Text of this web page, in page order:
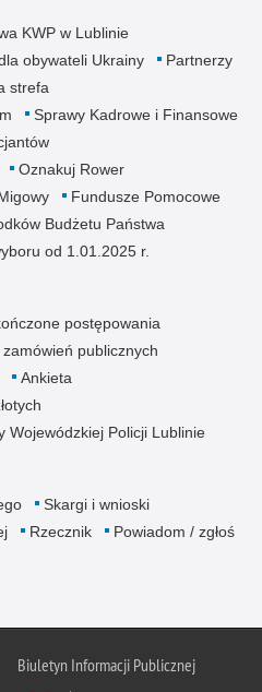
KWP w Lublinie
obywateli Ukrainy
Partnerzy
strefa
Sprawy Kadrowe i Finansowe
Oznakuj Rower
Fundusze Pomocowe
Budżetu Państwa
od 1.01.2025 r.
postępowania
publicznych
Ankieta
Wojewódzkiej Policji Lublinie
Skargi i wnioski
Rzecznik
Powiadom / zgłoś
Biuletyn Informacji Publicznej